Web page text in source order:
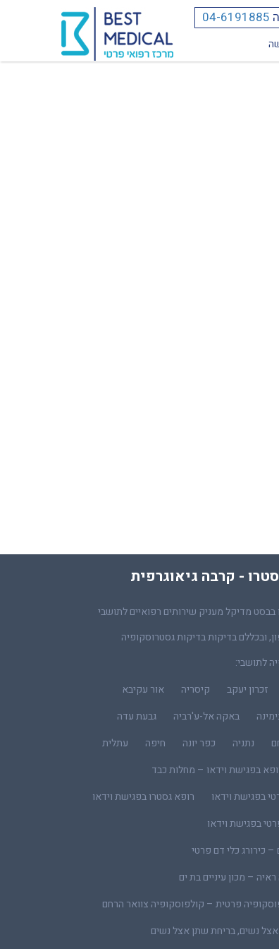
04-6191885
- קרבה גיאוגרפית
בבסט מדיקל מעניק שירותים רפואיים לתושבי
ובכללם בדיקות בדיקות גסטרוסקופיה
לתושבי:
זכרון יעקב קיסריה
אור עקיבא
באקה אל-ע'רביה
גבעת עדה
נתניה כפר יונה חיפה
עתלית
בפגישת וידאו – מחלות כבד
בפגישת וידאו
רופא גסטרו בפגישת וידאו
בפגישת וידאו
כירורג כלי דם פרטי
– מכון עיניים בת ים
פרטית – קולפוסקופיה צוואר הרחם
נשים, בריחת שתן אצל נשים